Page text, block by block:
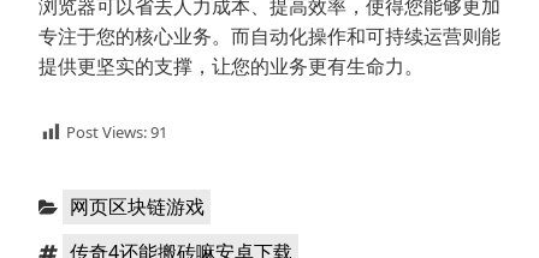
浏览器可以省去人力成本、提高效率，使得您能够更加
专注于您的核心业务。而自动化操作和可持续运营则能
提供更坚实的支撑，让您的业务更有生命力。
Post Views:91
分
网页区块链游戏
标 传奇4还能搬砖嘛安卓下载